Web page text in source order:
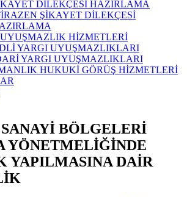
DİLEKÇESİ HAZIRLAMA
ŞİKAYET DİLEKÇESİ
HİZMETLERİ
YARGI UYUŞMAZLIKLARI
YARGI UYUŞMAZLIKLARI
HUKUKİ GÖRÜŞ HİZMETLERİ
BÖLGELERİ
YÖNETMELİĞİNDE
YAPILMASINA DAİR